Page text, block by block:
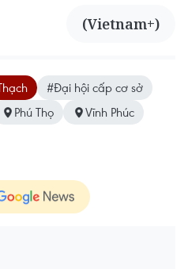
(Vietnam+)
#Đại hội cấp cơ sở
Phú Thọ Vĩnh Phúc